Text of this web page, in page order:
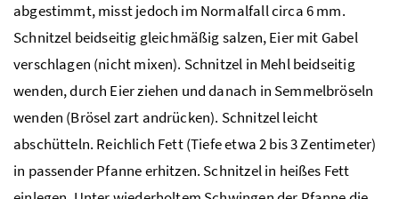
abgestimmt, misst jedoch im Normalfall circa 6 mm.
Schnitzel beidseitig gleichmäßig salzen, Eier mit Gabel
verschlagen (nicht mixen). Schnitzel in Mehl beidseitig
wenden, durch Eier ziehen und danach in Semmelbröseln
wenden (Brösel zart andrücken). Schnitzel leicht
abschütteln. Reichlich Fett (Tiefe etwa 2 bis 3 Zentimeter)
in passender Pfanne erhitzen. Schnitzel in heißes Fett